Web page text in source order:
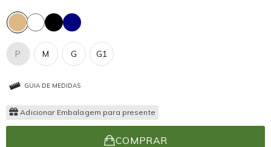
M G
P G1
GUIA DE MEDIDAS
Adicionar Embalagem para presente
COMPRAR